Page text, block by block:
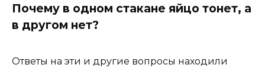
Почему в одном стакане яйцо тонет, а
в другом нет?
Ответы на эти и другие вопросы находили